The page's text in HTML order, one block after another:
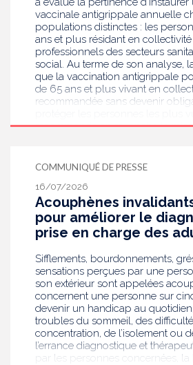
vaccinale antigrippale annuelle
populations distinctes : les
ans et plus résidant en
professionnels des secteurs
social. Au terme de son analyse,
que la vaccination antigrippale
de 65 ans et plus vivant en
recommandée sans devenir
recommande en revanche la
pour les autres professionnels
établissements de santé ou dans
établissements médicaux sociaux
personnes âgées, en contact
risque de grippe sévère, avec un
prioritaire en Ehpad et en USLD.
COMMUNIQUÉ DE PRESSE
16/07/2026
Acouphènes
pour améliorer le
prise en charge des
Sifflements, bourdonnements,
sensations perçues par une
son extérieur sont appelées
concernent une personne sur
devenir un handicap au
troubles du sommeil, des
concentration, de l’isolement ou
l’errance diagnostique et
par les personnes concernées, la